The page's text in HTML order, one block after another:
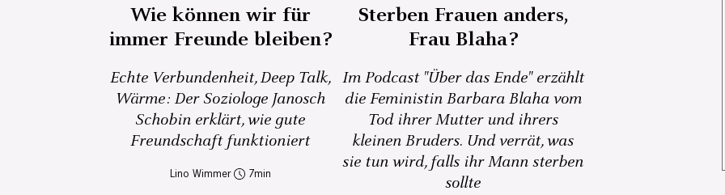
Wie können wir für
immer Freunde bleiben?
Echte Verbundenheit, Deep Talk,
Wärme: Der Soziologe Janosch
Schobin erklärt, wie gute
Freundschaft funktioniert
Lino Wimmer 7
Sterben Frauen anders,
Frau Blaha?
Im Podcast "Über das Ende" erzählt
die Feministin Barbara Blaha vom
Tod ihrer Mutter und ihrers
kleinen Bruders. Und verrät, was
sie tun wird, falls ihr Mann sterben
sollte